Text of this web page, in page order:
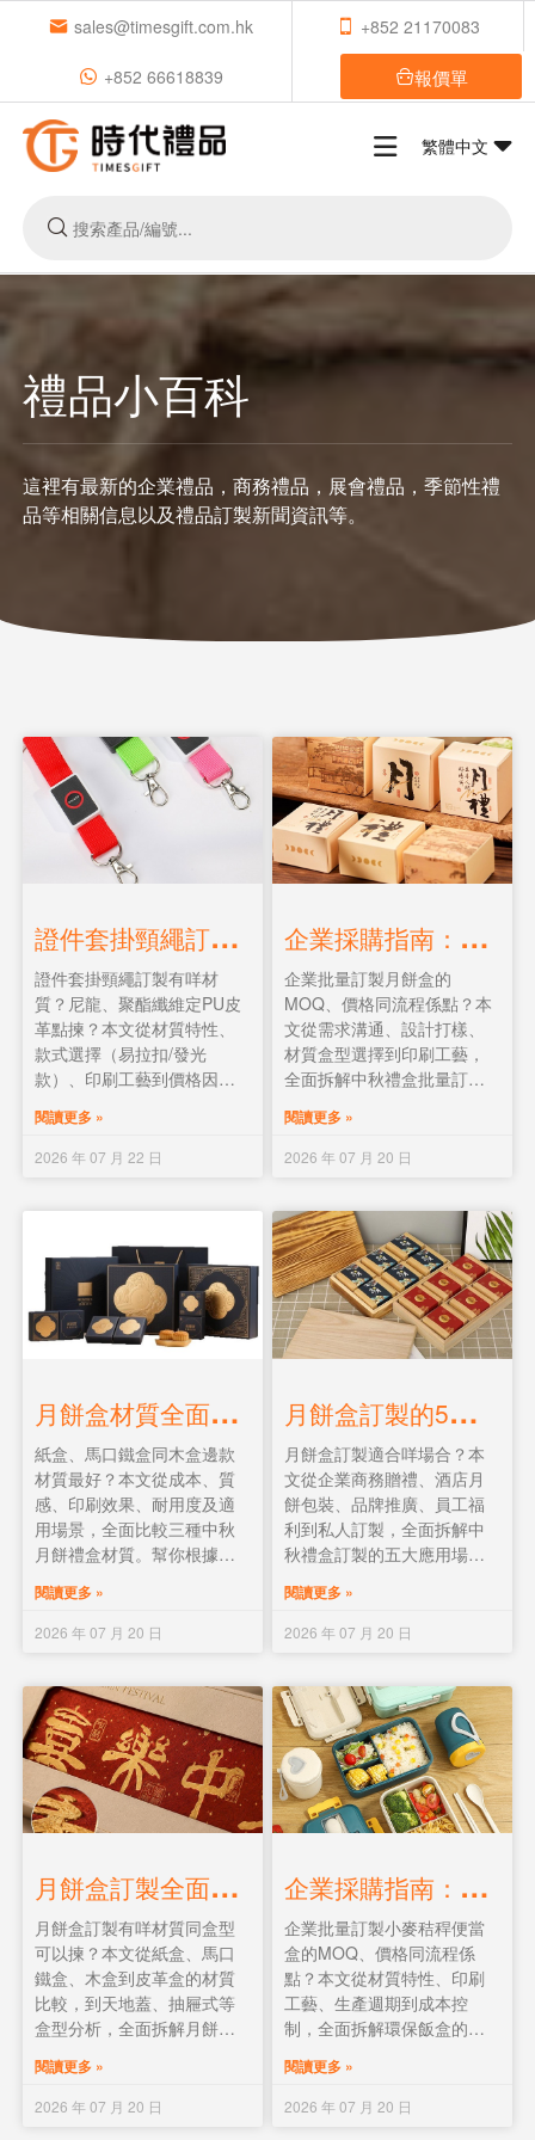
sales@timesgift.com.hk +852 21170083
+852 66618839 報價單
繁體中文
禮品小百科
這裡有最新的企業禮品，商務禮品，展會禮品，季節性禮
品等相關信息以及禮品訂製新聞資訊等。
證
件套掛頸繩訂製全面解說：材質、款式、印刷與價格指南
證件套掛頸繩訂製有咩材
質？尼龍、聚酯纖維定PU皮
革點揀？本文從材質特性、
款式選擇（易拉扣/發光
款）、印刷工藝到價格因
素，全面拆解掛繩訂製要
點。支援50條起小批量定
制，適合企業、展會及活
閱讀更多 »
2026 年 07 月 22 日
企
業採購指南：月餅盒批量訂製｜MOQ、價格、交期與客製流程全面解說
企業批量訂製月餅盒的
MOQ、價格同流程係點？本
文從需求溝通、設計打樣、
材質盒型選擇到印刷工藝，
全面拆解中秋禮盒批量訂製
的採購要點。支援靈活小批
量定制，涵蓋天地蓋、鐵
盒、木盒等，助你從容備戰
閱讀更多 »
2026 年 07 月 20 日
月
餅盒材質全面比較：紙盒 vs 馬口鐵盒 vs 木盒，邊款最啱你？
紙盒、馬口鐵盒同木盒邊款
材質最好？本文從成本、質
感、印刷效果、耐用度及適
用場景，全面比較三種中秋
月餅禮盒材質。幫你根據品
揀選最合適的包裝方案。
閱讀更多 »
2026 年 07 月 20 日
月
餅盒訂製的5大應用場景：企業送禮、酒店包裝、品牌推廣與員工福利
月餅盒訂製適合咩場合？本
文從企業商務贈禮、酒店月
餅包裝、品牌推廣、員工福
利到私人訂製，全面拆解中
秋禮盒訂製的五大應用場
鐵、木盒等材質推薦及印刷
工藝解析。
閱讀更多 »
2026 年 07 月 20 日
月
餅盒訂製全面解說：材質、盒型、印刷與價格指南
月餅盒訂製有咩材質同盒型
可以揀？本文從紙盒、馬口
鐵盒、木盒到皮革盒的材質
比較，到天地蓋、抽屜式等
盒型分析，全面拆解月餅禮
盒設計的選購要點。附印刷
工藝、價格因素及100盒起訂
的小批量方案。
閱讀更多 »
2026 年 07 月 20 日
企
業採購指南：小麥秸稈便當盒批量訂製｜MOQ、價格、交期與客製流程全面解說
企業批量訂製小麥秸稈便當
盒的MOQ、價格同流程係
點？本文從材質特性、印刷
工藝、生產週期到成本控
制，全面拆解環保飯盒的採
購要點。支持靈活批量定
制，適合企業禮品、員工福
利及ESG推廣。
閱讀更多 »
2026 年 07 月 20 日